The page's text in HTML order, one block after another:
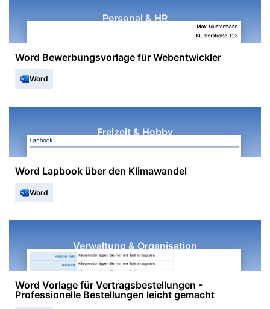
Personal & HR
Word Bewerbungsvorlage für Webentwickler
Word
Freizeit & Hobby
Word Lapbook über den Klimawandel
Word
Verwaltung & Organisation
Word Vorlage für Vertragsbestellungen -
Professionelle Bestellungen leicht gemacht